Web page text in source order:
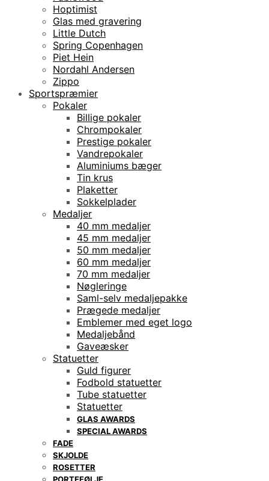
Hoptimist
Glas med gravering
Little Dutch
Spring Copenhagen
Piet Hein
Nordahl Andersen
Zippo
Sportspræmier
Pokaler
Billige pokaler
Chrompokaler
Prestige pokaler
Vandrepokaler
Aluminiums bæger
Tin krus
Plaketter
Sokkelplader
Medaljer
40 mm medaljer
45 mm medaljer
50 mm medaljer
60 mm medaljer
70 mm medaljer
Nøgleringe
Saml-selv medaljepakke
Prægede medaljer
Emblemer med eget logo
Medaljebånd
Gaveæsker
Statuetter
Guld figurer
Fodbold statuetter
Tube statuetter
Statuetter
GLAS AWARDS
SPECIAL AWARDS
FADE
SKJOLDE
ROSETTER